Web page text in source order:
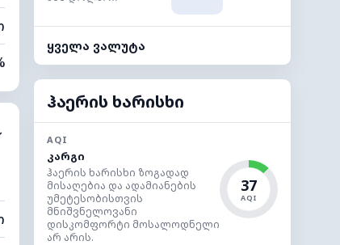
ყველა ვალუტა
ჰაერის ხარისხი
AQI
კარგი
ჰაერის ხარისხი ზოგადად
მისაღებია და ადამიანების
უმეტესობისთვის
მნიშვნელოვანი
დისკომფორტი მოსალოდნელი
არ არის.
37
AQI